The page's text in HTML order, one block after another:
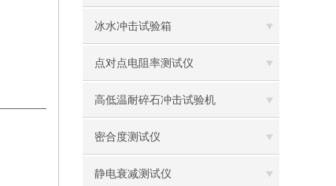
冰水冲击试验箱
点对点电阻率测试仪
高低温耐碎石冲击试验机
密合度测试仪
静电衰减测试仪